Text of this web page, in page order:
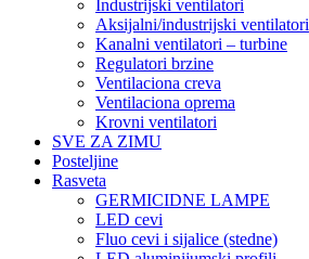
Industrijski ventilatori
Aksijalni/industrijski ventilatori
Kanalni ventilatori – turbine
Regulatori brzine
Ventilaciona creva
Ventilaciona oprema
Krovni ventilatori
SVE ZA ZIMU
Posteljine
Rasveta
GERMICIDNE LAMPE
LED cevi
Fluo cevi i sijalice (stedne)